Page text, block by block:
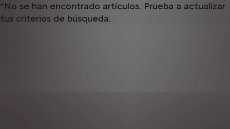
*No se han encontrado artículos. Prueba a actualizar
tus criterios de búsqueda.